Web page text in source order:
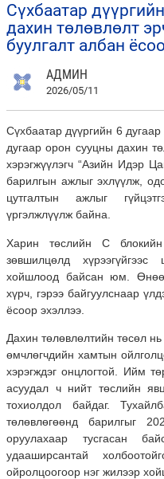
сүхбаатар дүүргийн 26 дугаар байрны
дахин төлөвлөлт
буулгалт албан
АДМИН
2026/05/11
Сүхбаатар дүүргийн 6
дугаар орон сууцны дахин
хэрэгжүүлэгч “Азийн Идэр
барилгын ажлыг эхлүүлж,
цутгалтын ажлыг
үргэлжлүүлж байна.
Харин төслийн С
зөвшилцөлд хүрээгүйгээс
хойшлоод байсан юм.
хүрч, гэрээ байгуулснаар
ёсоор эхэллээ.
Дахин төлөвлөлтийн төсөл
өмчлөгчдийн хамтын
хэрэгждэг онцлогтой. Ийм
асуудал ч нийт төслийн
тохиолдол байдаг.
төлөвлөгөөнд барилгыг
оруулахаар тусгасан
удааширсантай
ойролцоогоор нэг жилээр